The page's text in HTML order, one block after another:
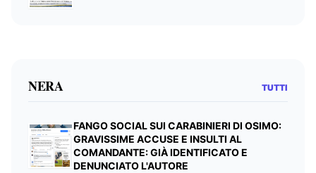
NERA TUTTI
FANGO SOCIAL SUI CARABINIERI DI OSIMO:
GRAVISSIME ACCUSE E INSULTI AL
COMANDANTE: GIÀ IDENTIFICATO E
DENUNCIATO L'AUTORE